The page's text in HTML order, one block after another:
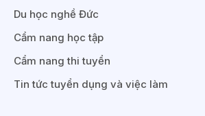
Du học nghề Đức
Cẩm nang học tập
Cẩm nang thi tuyển
Tin tức tuyển dụng và việc làm